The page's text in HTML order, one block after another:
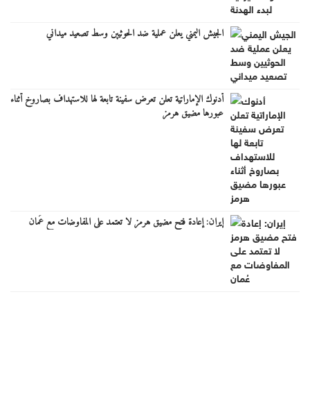
الجيش اليمني يعلن عملية ضد الحوثيين وسط تصعيد ميداني
أدنوك الإماراتية تعلن تعرض سفينة تابعة لها للاستهداف بصاروخ أثناء
عبورها مضيق هرمز
إيران: إعادة فتح مضيق هرمز لا تعتمد على المفاوضات مع عُمان